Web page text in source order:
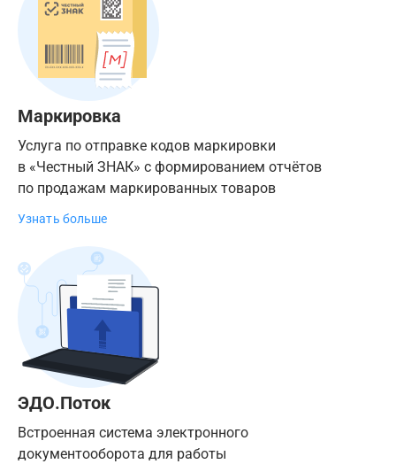
Маркировка
Услуга по отправке кодов маркировки
в «Честный ЗНАК» с формированием отчётов
по продажам маркированных товаров
Узнать больше
ЭДО.Поток
Встроенная система электронного
документооборота для работы